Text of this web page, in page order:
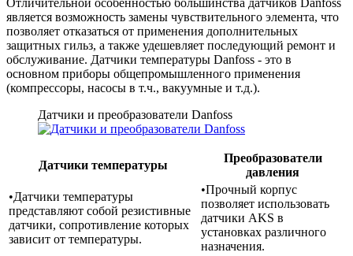
Отличительной особенностью большинства датчиков Danfoss
является возможность замены чувствительного элемента, что
позволяет отказаться от применения дополнительных
защитных гильз, а также удешевляет последующий ремонт и
обслуживание. Датчики температуры Danfoss - это в
основном приборы общепромышленного применения
(компрессоры, насосы в т.ч., вакуумные и т.д.).
Датчики и преобразователи Danfoss
Датчики температуры
Преобразователи
давления
•Датчики температуры
представляют собой резистивные
датчики, сопротивление которых
зависит от температуры.
•Прочный корпус
позволяет использовать
датчики AKS в
установках различного
назначения.